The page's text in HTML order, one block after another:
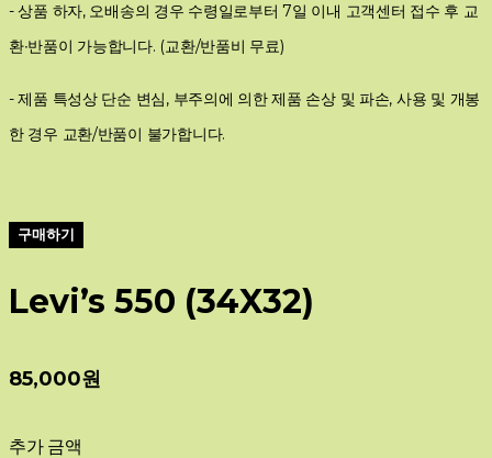
- 상품 하자, 오배송의 경우 수령일로부터 7일 이내 고객센터 접수 후 교
환∙반품이 가능합니다. (교환/반품비 무료)
- 제품 특성상 단순 변심, 부주의에 의한 제품 손상 및 파손, 사용 및 개봉
한 경우 교환/반품이 불가합니다.
구매하기
Levi’s 550 (34X32)
85,000원
추가 금액